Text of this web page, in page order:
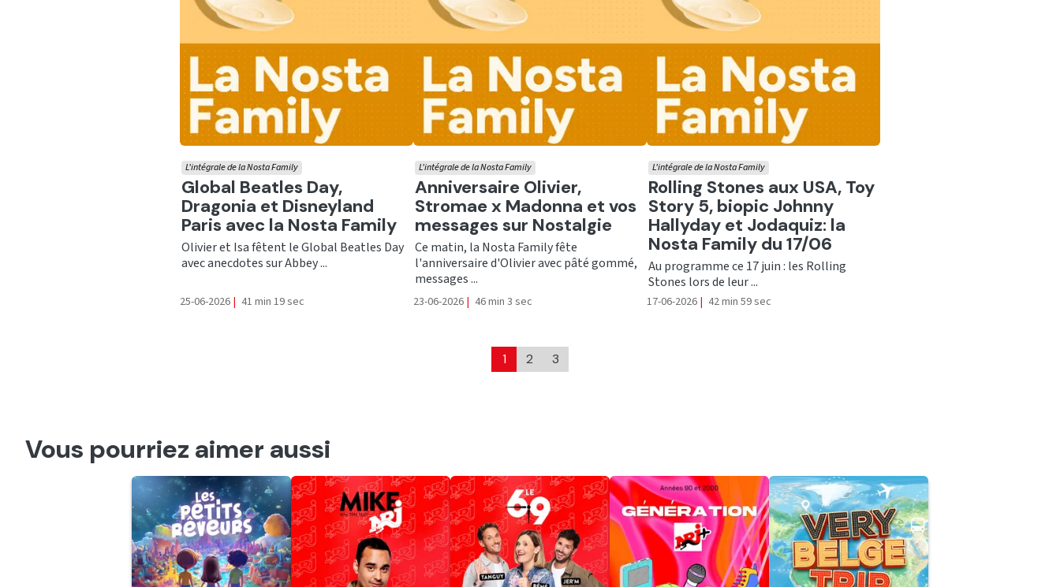
Ecouter
Global Beatles Day,
Dragonia et Disneyland
Paris avec la Nosta Family
L'intégrale de la Nosta Family
Olivier et Isa fêtent le Global Beatles Day
avec anecdotes sur Abbey ...
25-06-2026 | 41 min 19 sec
Ecouter
Anniversaire Olivier,
Stromae x Madonna et vos
messages sur Nostalgie
L'intégrale de la Nosta Family
Ce matin, la Nosta Family fête
l'anniversaire d'Olivier avec pâté gommé,
messages ...
23-06-2026 | 46 min 3 sec
Ecouter
Rolling Stones aux USA, Toy
Story 5, biopic Johnny
Hallyday et Jodaquiz: la
Nosta Family du 17/06
L'intégrale de la Nosta Family
Au programme ce 17 juin : les Rolling
Stones lors de leur ...
17-06-2026 | 42 min 59 sec
1 2 3
Vous pourriez aimer aussi